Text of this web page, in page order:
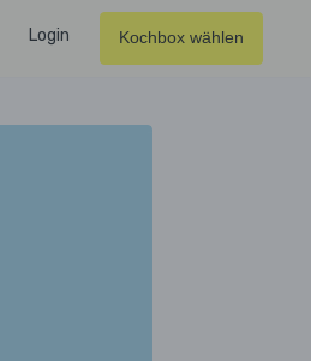
Login Kochbox wählen